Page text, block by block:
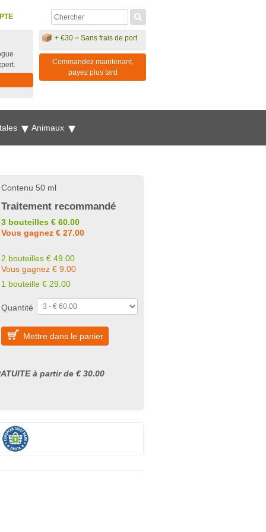
+ €30 = Sans frais de port
Commandez maintenant,
payez plus tard
Animaux
Contenu 50 ml
Traitement recommandé
3 bouteilles € 60.00
Vous gagnez € 27.00
2 bouteilles € 49.00
Vous gagnez € 9.00
1 bouteille € 29.00
Quantité
Mettre dans le panier
à partir de € 30.00